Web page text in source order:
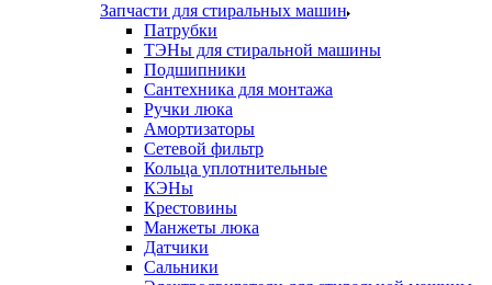
Запчасти для стиральных машин
Патрубки
ТЭНы для стиральной машины
Подшипники
Сантехника для монтажа
Ручки люка
Амортизаторы
Сетевой фильтр
Кольца уплотнительные
КЭНы
Крестовины
Манжеты люка
Датчики
Сальники